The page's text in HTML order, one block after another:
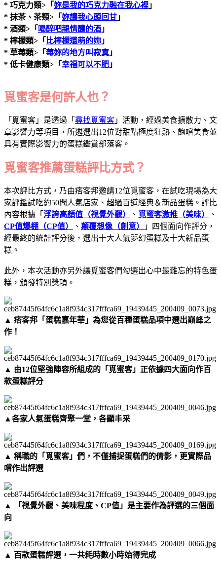
* 巧克力類>「妳是我的巧克力融在我心裡 」
* 抹茶、茶類>「妳讓我心頭回甘 」
* 酒類>「 喝醉吧親情釀的酒 」
* 檸檬類>「 比檸檬還萌的妳 」
* 草莓類>「莓妳的地方叫寂寞 」
* 低卡健康類>「幸福可以不肥 」
覓蜜客是何許人也？
「覓蜜客」是透過「 尋找覓蜜客 」活動，經過美食擴散力、文
章影響力等項目，所遴選出12位對甜點極度狂熱、飽嚐美食並
具有實際影響力的蛋糕鑑賞部落客。
覓蜜客推薦蛋糕評比方式？
本次評比方式，乃由痞客邦邀請12位覓蜜客，在試吃現場為大
家評鑑試吃約50間人氣店家、超過百道經典＆新品蛋糕。評比
內容根據「 浮誇高顏值（視覺外觀） 、 覓蜜客激推（美味）
、
CP值爆棚（CP值）
、 顛覆想像（創意）
」四個面向作評分，
經最終的統計評分後，選出十大人氣夢幻蛋糕及十大新品蛋
糕。
此外，本次活動亦另外讓覓蜜客們勾選出心中最難忘的特色蛋
糕，頒發特別獎項。​​​​​
▲ 痞客邦「蛋糕嘉年華」為您從百種蛋糕品項中選出巔峰之
作！
▲ 由12位堅強陣容所組成的「覓蜜客」正依據四大面向作百
款蛋糕評分
▲各家人氣蛋糕齊聚一堂，各顯丰采
▲ 稱職的「覓蜜客」們，不僅捕捉蛋糕們的倩影，更實際品
嚐作出評選
▲ 「視覺外觀、美味程度、CP值」是主要作為評選的三個面
向
▲ 百款蛋糕評選，一共耗時數小時始得完成